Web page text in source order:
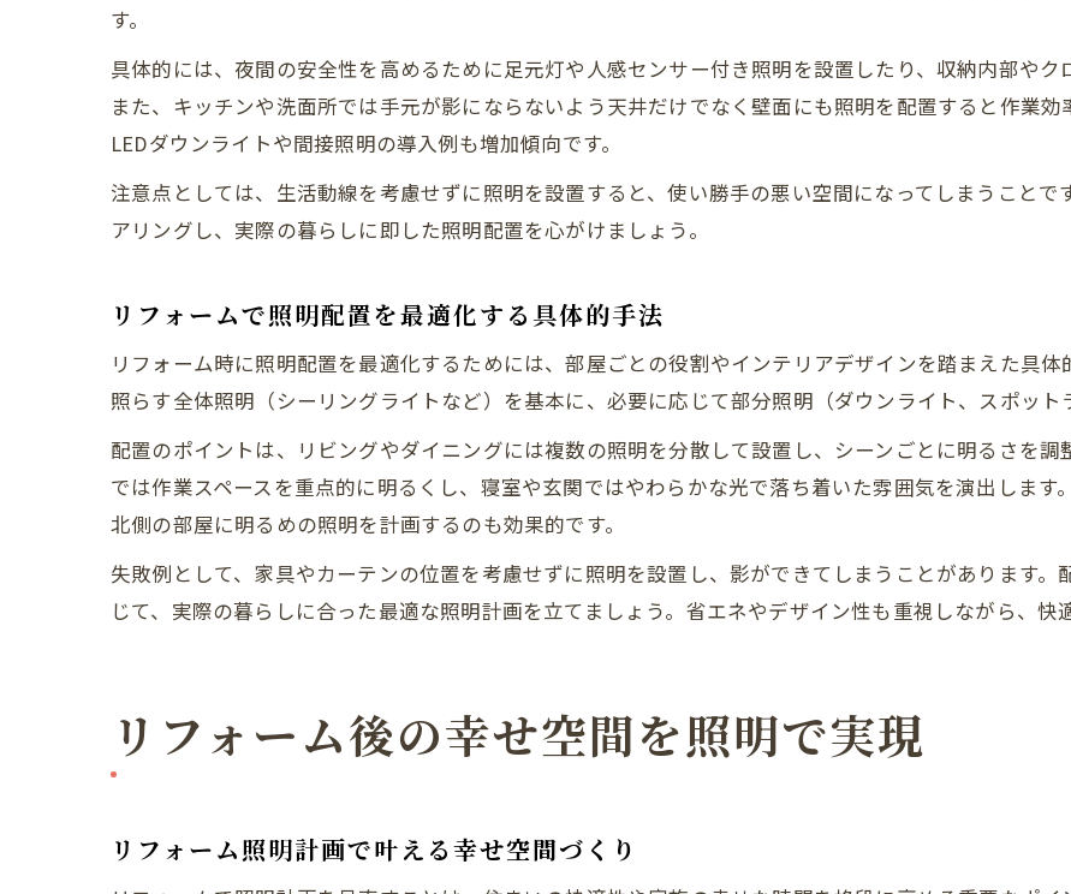
す。
具体的には、夜間の安全性を高めるために足元灯や人感センサー付き照明を設置したり、収納内部やク
また、キッチンや洗面所では手元が影にならないよう天井だけでなく壁面にも照明を配置すると作業効
LEDダウンライトや間接照明の導入例も増加傾向です。
注意点としては、生活動線を考慮せずに照明を設置すると、使い勝手の悪い空間になってしまうことで
アリングし、実際の暮らしに即した照明配置を心がけましょう。
リフォームで照明配置を最適化する具体的手法
リフォーム時に照明配置を最適化するためには、部屋ごとの役割やインテリアデザインを踏まえた具
照らす全体照明（シーリングライトなど）を基本に、必要に応じて部分照明（ダウンライト、スポット
配置のポイントは、リビングやダイニングには複数の照明を分散して設置し、シーンごとに明るさを
では作業スペースを重点的に明るくし、寝室や玄関ではやわらかな光で落ち着いた雰囲気を演出しま
北側の部屋に明るめの照明を計画するのも効果的です。
失敗例として、家具やカーテンの位置を考慮せずに照明を設置し、影ができてしまうことがあります
じて、実際の暮らしに合った最適な照明計画を立てましょう。省エネやデザイン性も重視しながら、快
リフォーム後の幸せ空間を照明で実現
リフォーム照明計画で叶える幸せ空間づくり